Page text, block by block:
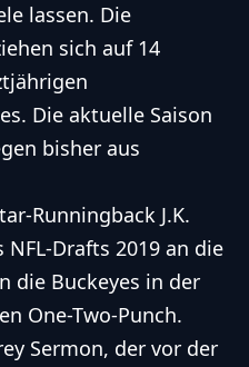
lassen. Die
sich auf 14
Die aktuelle Saison
bisher aus
Runningback J.K.
Drafts 2019 an die
die Buckeyes in der
One-Two-Punch.
Sermon, der vor der